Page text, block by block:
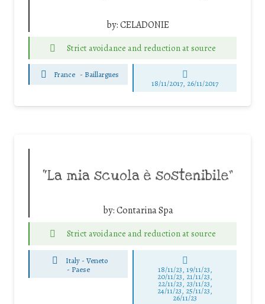
by:CELADONIE
Strict avoidance and reduction at source
France - Baillargues
18/11/2017, 26/11/2017
“La mia scuola è sostenibile”
by:Contarina Spa
Strict avoidance and reduction at source
Italy - Veneto
- Paese 18/11/23, 19/11/23,
20/11/23, 21/11/23,
22/11/23, 23/11/23,
24/11/23, 25/11/23,
26/11/23